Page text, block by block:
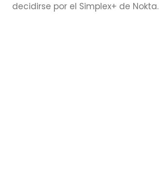
decidirse por el Simplex+ de Nokta.